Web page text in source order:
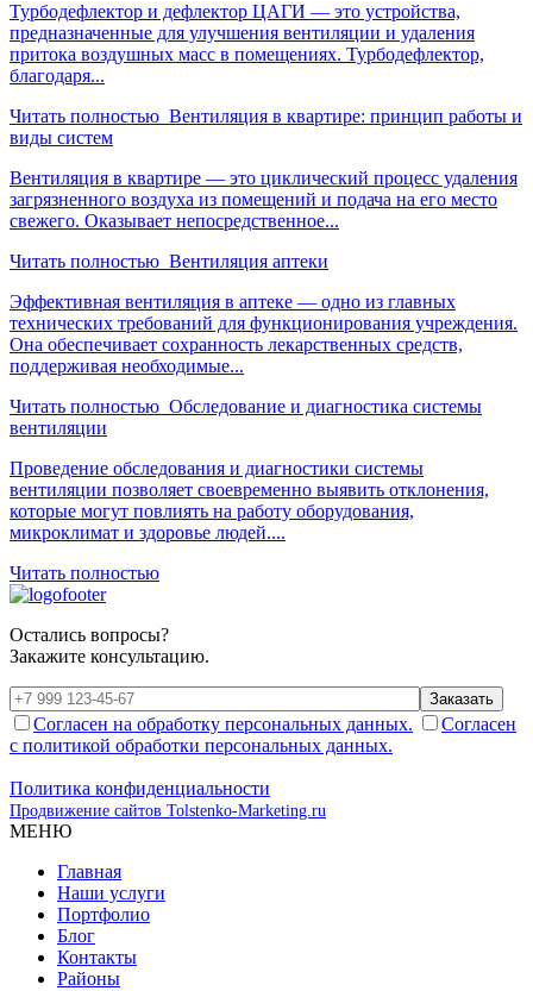
Турбодефлектор и дефлектор ЦАГИ — это устройства,
предназначенные для улучшения вентиляции и удаления
притока воздушных масс в помещениях. Турбодефлектор,
благодаря...
Читать полностью Вентиляция в квартире: принцип работы и
виды систем
Вентиляция в квартире — это циклический процесс удаления
загрязненного воздуха из помещений и подача на его место
свежего. Оказывает непосредственное...
Читать полностью Вентиляция аптеки
Эффективная вентиляция в аптеке — одно из главных
технических требований для функционирования учреждения.
Она обеспечивает сохранность лекарственных средств,
поддерживая необходимые...
Читать полностью Обследование и диагностика системы
вентиляции
Проведение обследования и диагностики системы
вентиляции позволяет своевременно выявить отклонения,
которые могут повлиять на работу оборудования,
микроклимат и здоровье людей....
Читать полностью
Остались вопросы?
Закажите консультацию.
Заказать
Согласен на обработку персональных данных.
Согласен
с политикой обработки персональных данных.
Политика конфиденциальности
Продвижение сайтов Tolstenko-Marketing.ru
МЕНЮ
Главная
Наши услуги
Портфолио
Блог
Контакты
Районы